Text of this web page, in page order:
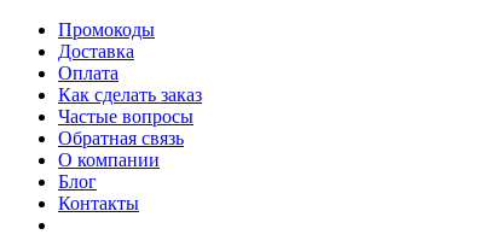
Промокоды
Доставка
Оплата
Как сделать заказ
Частые вопросы
Обратная связь
О компании
Блог
Контакты